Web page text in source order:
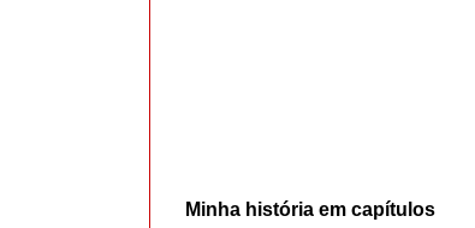
Minha história em capítulos